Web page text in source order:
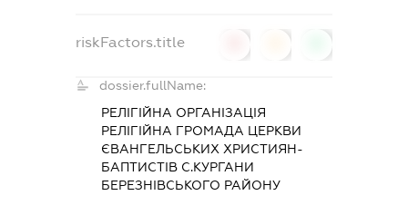
riskFactors.title
dossier.fullName:
РЕЛІГІЙНА ОРГАНІЗАЦІЯ
РЕЛІГІЙНА ГРОМАДА ЦЕРКВИ
ЄВАНГЕЛЬСЬКИХ ХРИСТИЯН-
БАПТИСТІВ С.КУРГАНИ
БЕРЕЗНІВСЬКОГО РАЙОНУ